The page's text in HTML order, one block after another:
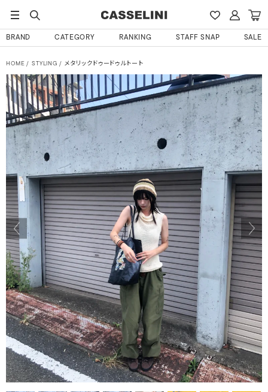
BRAND CATEGORY RANKING STAFF SNAP SALE
HOME STYLING メタリックドゥードゥルトート